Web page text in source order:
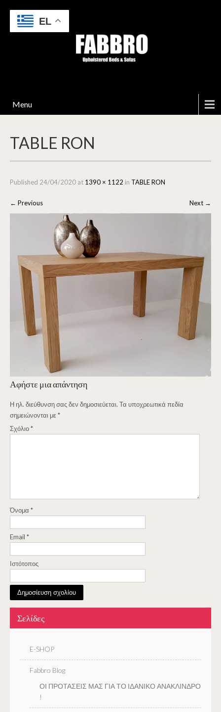
Menu
TABLE RON
Published 24/04/2020 at 1390 × 1122 in TABLE RON
← Previous Next →
Αφήστε μια απάντηση
Η ηλ. διεύθυνση σας δεν δημοσιεύεται. Τα υποχρεωτικά πεδία
σημειώνονται με*
Σχόλιο*
Όνομα *
Email *
Ιστότοπος
Σελίδες
E-SHOP
Fabbro Blog
ΟΙ ΠΡΟΤΑΣΕΙΣ ΜΑΣ ΓΙΑ ΤΟ ΙΔΑΝΙΚΟ ΑΝΑΚΛΙΝΔΡΟ
!
EL